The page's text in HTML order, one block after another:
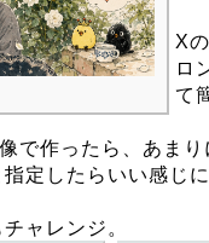
X
ロ
て
で作ったら、あま
指定したらいい感じ
ャレンジ。